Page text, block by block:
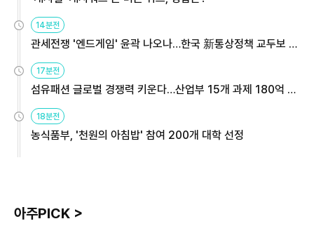
14분전
관세전쟁 '엔드게임' 윤곽 나오나…한국 新통상정책 교두보 활
17분전
섬유패션 글로벌 경쟁력 키운다…산업부 15개 과제 180억 지
18분전
농식품부, '천원의 아침밥' 참여 200개 대학 선정
아주PICK >